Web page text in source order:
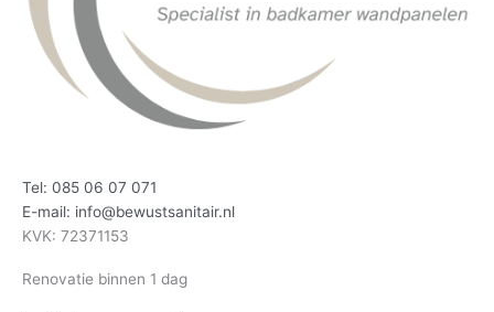
Tel: 085 06 07 071
E-mail: info@bewustsanitair.nl
KVK: 72371153
Renovatie binnen 1 dag